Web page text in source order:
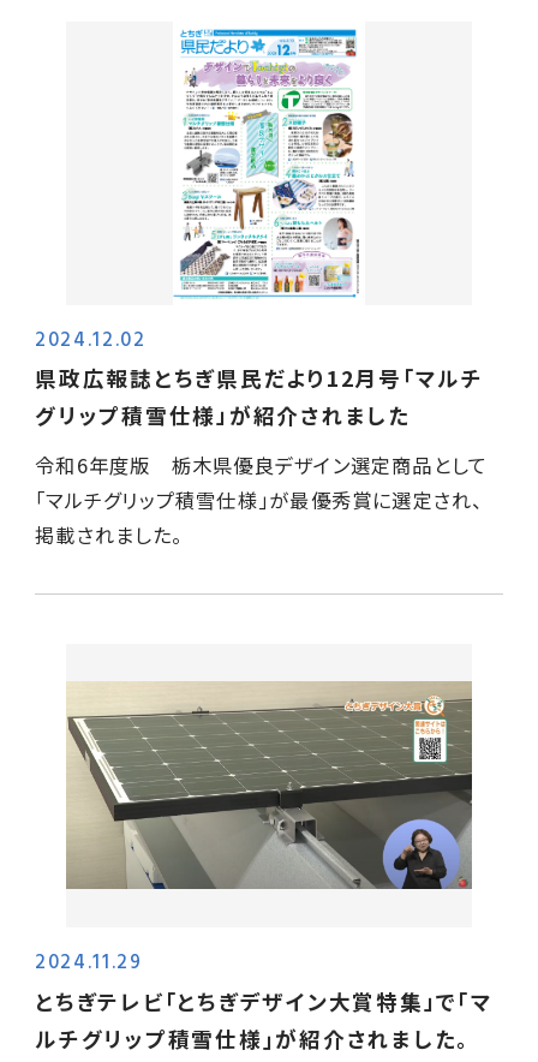
2024.12.02
県政広報誌とちぎ県民だより12月号「マルチ
グリップ積雪仕様」が紹介されました
令和6年度版 栃木県優良デザイン選定商品として
｢マルチグリップ積雪仕様｣が最優秀賞に選定され、
掲載されました。
2024.11.29
とちぎテレビ「とちぎデザイン大賞特集」で｢マ
ルチグリップ積雪仕様｣が紹介されました。